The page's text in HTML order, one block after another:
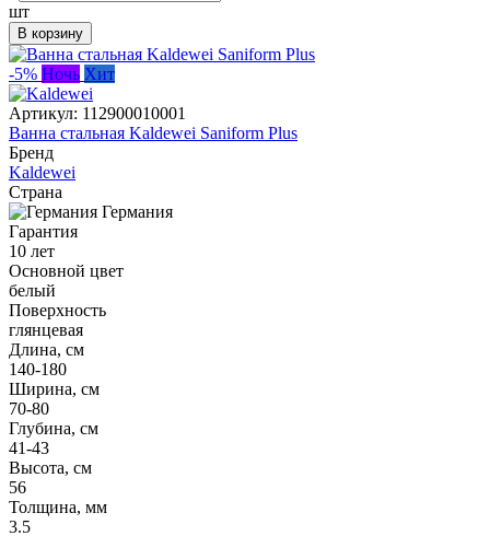
шт
В корзину
-5% Ночь Хит
Артикул: 112900010001
Ванна стальная Kaldewei Saniform Plus
Бренд
Kaldewei
Страна
Германия
Гарантия
10 лет
Основной цвет
белый
Поверхность
глянцевая
Длина, см
140-180
Ширина, см
70-80
Глубина, см
41-43
Высота, см
56
Толщина, мм
3.5